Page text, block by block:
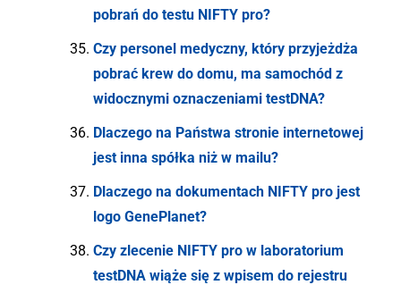
pobrań do testu NIFTY pro?
Czy personel medyczny, który przyjeżdża
pobrać krew do domu, ma samochód z
widocznymi oznaczeniami testDNA?
Dlaczego na Państwa stronie internetowej
jest inna spółka niż w mailu?
Dlaczego na dokumentach NIFTY pro jest
logo GenePlanet?
Czy zlecenie NIFTY pro w laboratorium
testDNA wiąże się z wpisem do rejestru